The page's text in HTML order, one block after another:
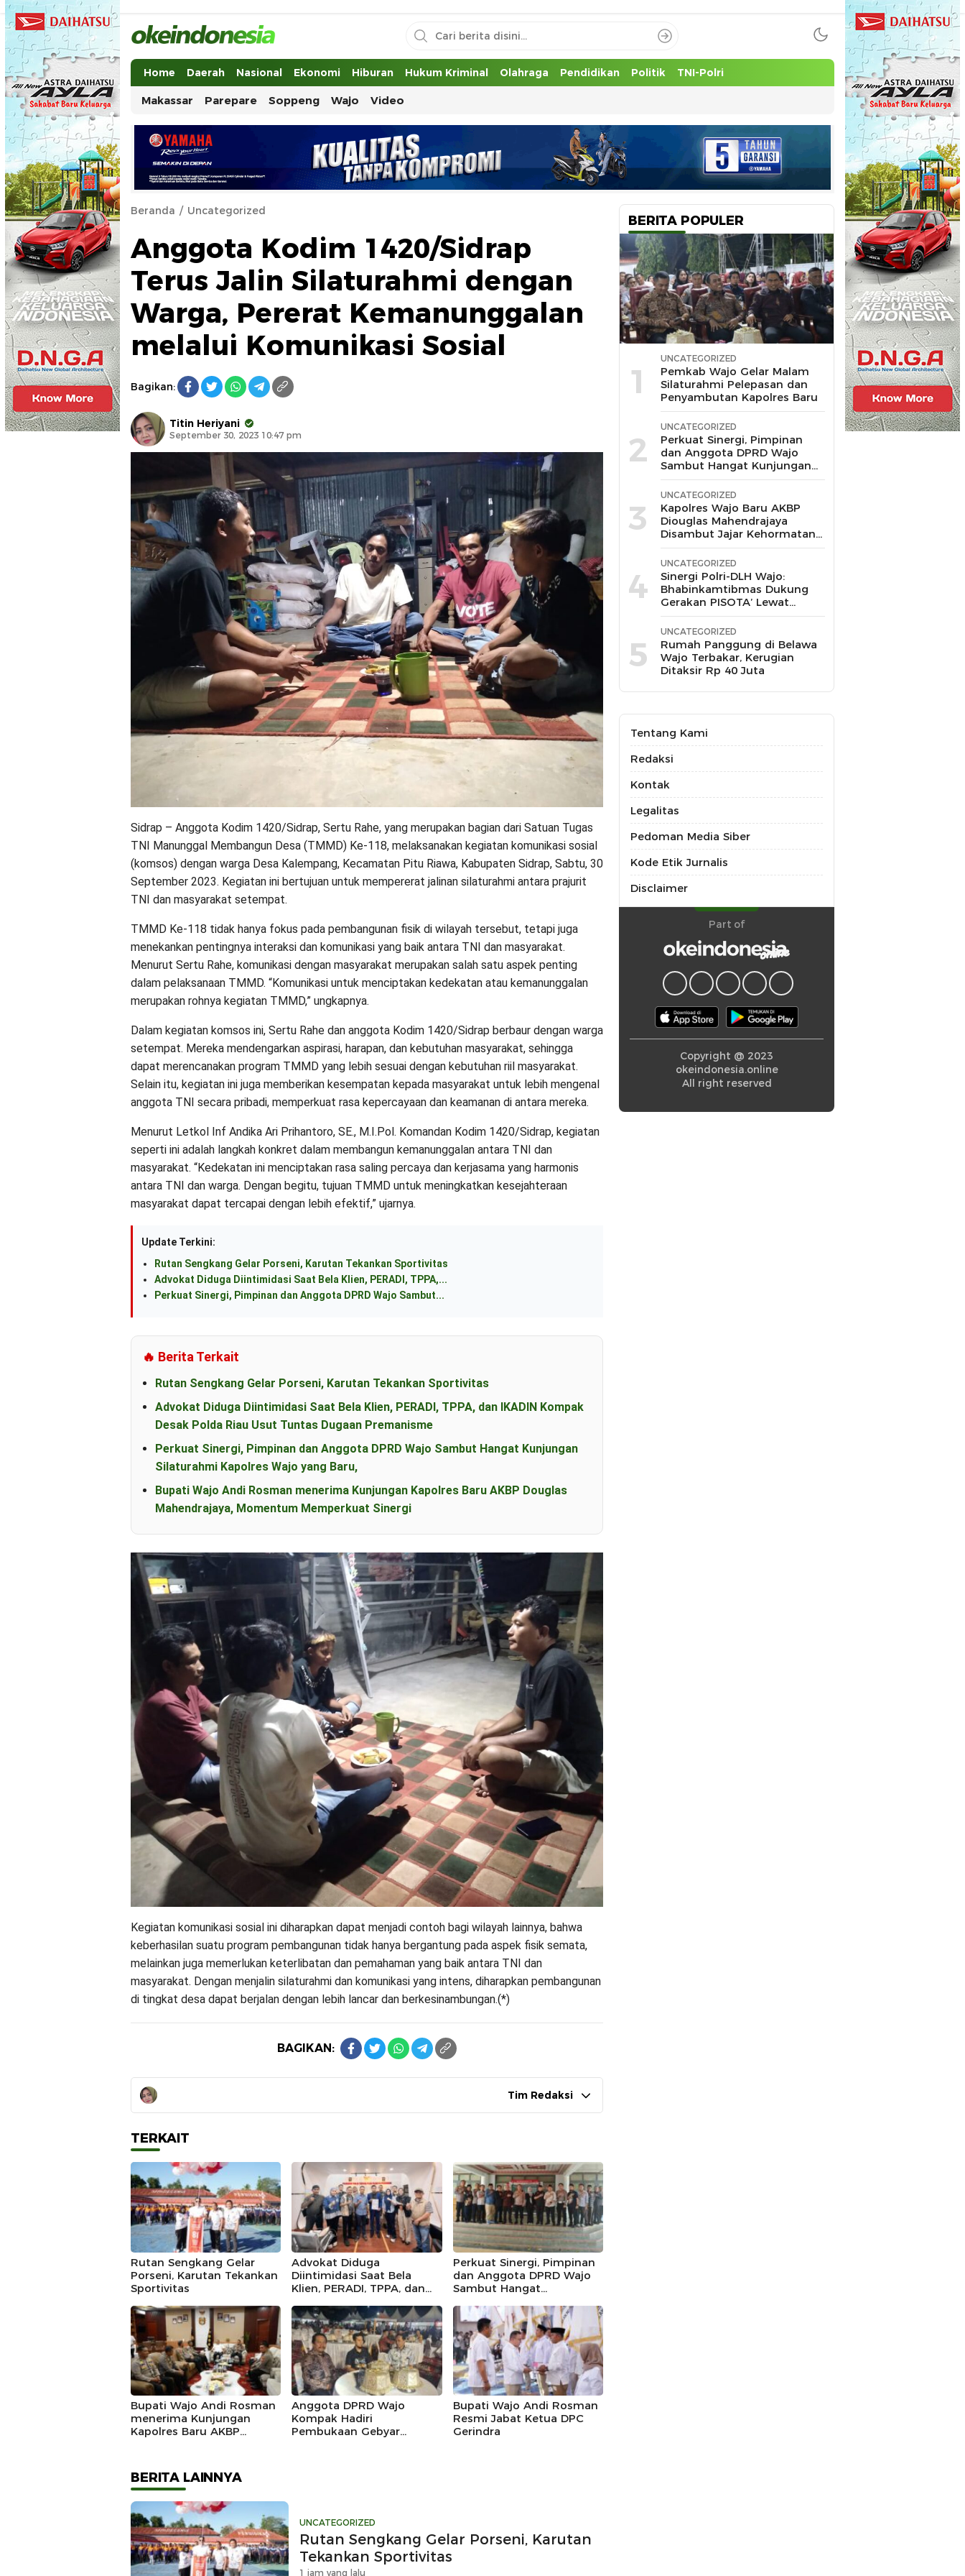
Okeindonesia.Online
Mengonlinekan Indonesia Secara Utuh
Home Daerah Nasional Ekonomi Hiburan Hukum Kriminal Olahraga Pendidikan Politik TNI-Polri
Makassar Parepare Soppeng Wajo Video
Beranda Uncategorized
Anggota Kodim 1420/Sidrap
Terus Jalin Silaturahmi dengan
Warga, Pererat Kemanunggalan
melalui Komunikasi Sosial
Bagikan:
Titin Heriyani
September 30, 2023 10:47 pm
Sidrap – Anggota Kodim 1420/Sidrap, Sertu Rahe, yang merupakan bagian dari Satuan Tugas
TNI Manunggal Membangun Desa (TMMD) Ke-118, melaksanakan kegiatan komunikasi sosial
(komsos) dengan warga Desa Kalempang, Kecamatan Pitu Riawa, Kabupaten Sidrap, Sabtu, 30
September 2023. Kegiatan ini bertujuan untuk mempererat jalinan silaturahmi antara prajurit
TNI dan masyarakat setempat.
TMMD Ke-118 tidak hanya fokus pada pembangunan fisik di wilayah tersebut, tetapi juga
menekankan pentingnya interaksi dan komunikasi yang baik antara TNI dan masyarakat.
Menurut Sertu Rahe, komunikasi dengan masyarakat merupakan salah satu aspek penting
dalam pelaksanaan TMMD. “Komunikasi untuk menciptakan kedekatan atau kemanunggalan
merupakan rohnya kegiatan TMMD,” ungkapnya.
Dalam kegiatan komsos ini, Sertu Rahe dan anggota Kodim 1420/Sidrap berbaur dengan warga
setempat. Mereka mendengarkan aspirasi, harapan, dan kebutuhan masyarakat, sehingga
dapat merencanakan program TMMD yang lebih sesuai dengan kebutuhan riil masyarakat.
Selain itu, kegiatan ini juga memberikan kesempatan kepada masyarakat untuk lebih mengenal
anggota TNI secara pribadi, memperkuat rasa kepercayaan dan keamanan di antara mereka.
Menurut Letkol Inf Andika Ari Prihantoro, SE., M.I.Pol. Komandan Kodim 1420/Sidrap, kegiatan
seperti ini adalah langkah konkret dalam membangun kemanunggalan antara TNI dan
masyarakat. “Kedekatan ini menciptakan rasa saling percaya dan kerjasama yang harmonis
antara TNI dan warga. Dengan begitu, tujuan TMMD untuk meningkatkan kesejahteraan
masyarakat dapat tercapai dengan lebih efektif,” ujarnya.
Update Terkini:
Rutan Sengkang Gelar Porseni, Karutan Tekankan Sportivitas
Advokat Diduga Diintimidasi Saat Bela Klien, PERADI, TPPA,...
Perkuat Sinergi, Pimpinan dan Anggota DPRD Wajo Sambut...
🔥 Berita Terkait
Rutan Sengkang Gelar Porseni, Karutan Tekankan Sportivitas
Advokat Diduga Diintimidasi Saat Bela Klien, PERADI, TPPA, dan IKADIN Kompak
Desak Polda Riau Usut Tuntas Dugaan Premanisme
Perkuat Sinergi, Pimpinan dan Anggota DPRD Wajo Sambut Hangat Kunjungan
Silaturahmi Kapolres Wajo yang Baru,
Bupati Wajo Andi Rosman menerima Kunjungan Kapolres Baru AKBP Douglas
Mahendrajaya, Momentum Memperkuat Sinergi
Kegiatan komunikasi sosial ini diharapkan dapat menjadi contoh bagi wilayah lainnya, bahwa
keberhasilan suatu program pembangunan tidak hanya bergantung pada aspek fisik semata,
melainkan juga memerlukan keterlibatan dan pemahaman yang baik antara TNI dan
masyarakat. Dengan menjalin silaturahmi dan komunikasi yang intens, diharapkan pembangunan
di tingkat desa dapat berjalan dengan lebih lancar dan berkesinambungan.(*)
BAGIKAN:
Tim Redaksi
TERKAIT
Rutan Sengkang Gelar
Porseni, Karutan Tekankan
Sportivitas
Advokat Diduga
Diintimidasi Saat Bela
Klien, PERADI, TPPA, dan
Polda Riau Usut Tuntas
Dugaan Premanisme
Perkuat Sinergi, Pimpinan
dan Anggota DPRD Wajo
Sambut Hangat
Kapolres Wajo yang Baru,
Bupati Wajo Andi Rosman
menerima Kunjungan
Kapolres Baru AKBP
Sinergi
Anggota DPRD Wajo
Kompak Hadiri
Pembukaan Gebyar
Bupati Wajo Andi Rosman
Resmi Jabat Ketua DPC
Gerindra
BERITA LAINNYA
UNCATEGORIZED
Rutan Sengkang Gelar Porseni, Karutan
Tekankan Sportivitas
1 jam yang lalu
BERITA POPULER
1
UNCATEGORIZED
Pemkab Wajo Gelar Malam
Silaturahmi Pelepasan dan
Penyambutan Kapolres Baru
2
UNCATEGORIZED
Perkuat Sinergi, Pimpinan
dan Anggota DPRD Wajo
Sambut Hangat Kunjungan
Silaturahmi Kapolres Wajo
yang Baru,
3
UNCATEGORIZED
Kapolres Wajo Baru AKBP
Diouglas Mahendrajaya
Disambut Jajar Kehormatan
dan Tari Padduppa
4
UNCATEGORIZED
Sinergi Polri-DLH Wajo:
Bhabinkamtibmas Dukung
Gerakan PISOTA’ Lewat
Motor Sampah
5
UNCATEGORIZED
Rumah Panggung di Belawa
Wajo Terbakar, Kerugian
Ditaksir Rp 40 Juta
Tentang Kami
Redaksi
Kontak
Legalitas
Pedoman Media Siber
Kode Etik Jurnalis
Disclaimer
Part of
Copyright @ 2023
okeindonesia.online
All right reserved